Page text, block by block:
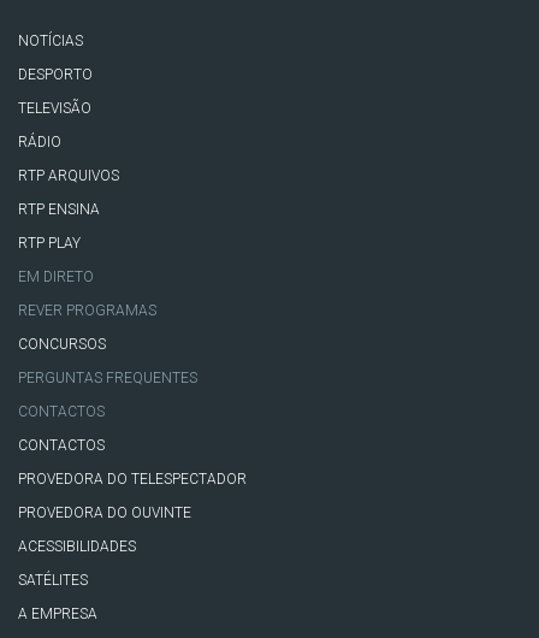
NOTÍCIAS
DESPORTO
TELEVISÃO
RÁDIO
RTP ARQUIVOS
RTP ENSINA
RTP PLAY
EM DIRETO
REVER PROGRAMAS
CONCURSOS
PERGUNTAS FREQUENTES
CONTACTOS
CONTACTOS
PROVEDORA DO TELESPECTADOR
PROVEDORA DO OUVINTE
ACESSIBILIDADES
SATÉLITES
A EMPRESA